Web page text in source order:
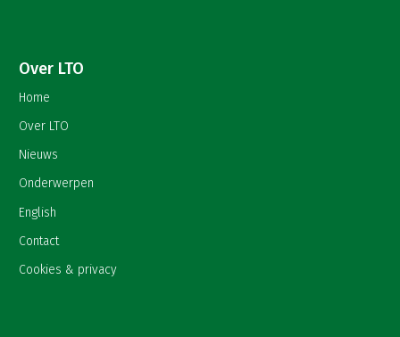
Over LTO
Home
Over LTO
Nieuws
Onderwerpen
English
Contact
Cookies & privacy